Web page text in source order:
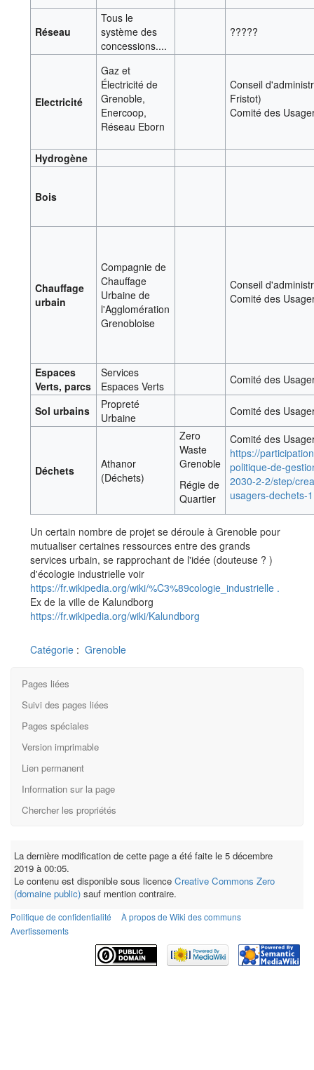
Réseau
Tous le
système des
concessions....
?????
Electricité
Gaz et
Électricité de
Grenoble,
Enercoop,
Réseau Eborn
Conseil
Fristot)
Comité des
Hydrogène
Bois
Chauffage
urbain
Compagnie de
Chauffage
Urbaine de
l'Agglomération
Grenobloise
Conseil
Comité des
Espaces
Verts, parcs
Services
Espaces Verts
Comité des
Sol urbains
Propreté
Urbaine
Comité des
Déchets
Athanor
(Déchets)
Zero
Waste
Grenoble
Régie de
Quartier
Comité des
https://
politique-de-
2030-2-2/step/
usagers-dechets-1
Un certain nombre de projet se déroule à Grenoble pour
mutualiser certaines ressources entre des grands
services urbain, se rapprochant de l'idée (douteuse ? )
d'écologie industrielle voir
https://fr.wikipedia.org/wiki/%C3%89cologie_industrielle .
Ex de la ville de Kalundborg
https://fr.wikipedia.org/wiki/Kalundborg
Catégorie : Grenoble
Pages liées
Suivi des pages liées
Pages spéciales
Version imprimable
Lien permanent
Information sur la page
Chercher les propriétés
La dernière modification de cette page a été faite le 5 décembre
2019 à 00:05.
Le contenu est disponible sous licence Creative Commons Zero
(domaine public) sauf mention contraire.
Politique de confidentialité
À propos de Wiki des communs
Avertissements